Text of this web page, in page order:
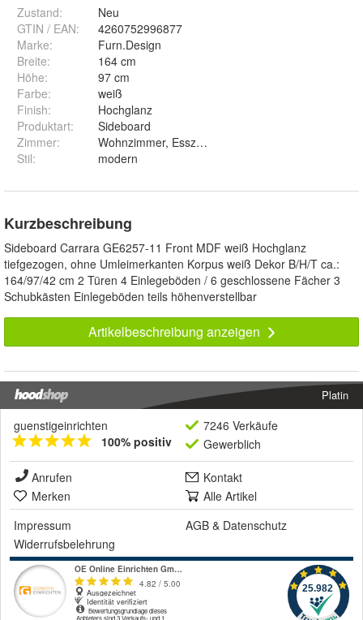
Zustand:
Neu
GTIN / EAN:
4260752996877
Marke:
Furn.Design
Breite:
164 cm
Höhe:
97 cm
Farbe:
weiß
Finish:
Hochglanz
Produktart:
Sideboard
Zimmer:
Wohnzimmer, Esszimmer
Stil: modern
Kurzbeschreibung
Sideboard Carrara GE6257-11 Front MDF weiß Hochglanz
tiefgezogen, ohne Umleimerkanten Korpus weiß Dekor B/H/T ca.:
164/97/42 cm 2 Türen 4 Einlegeböden / 6 geschlossene Fächer 3
Schubkästen Einlegeböden teils höhenverstellbar
Artikelbeschreibung anzeigen
Platin
guenstigeinrichten
100% positiv
7246 Verkäufe
Gewerblich
Anrufen
Kontakt
Merken
Alle Artikel
Impressum
AGB & Datenschutz
Widerrufsbelehrung